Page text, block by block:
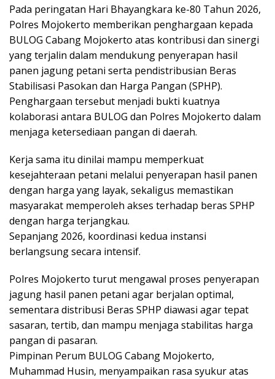
Pada peringatan Hari Bhayangkara ke-80 Tahun 2026,
Polres Mojokerto memberikan penghargaan kepada
BULOG Cabang Mojokerto atas kontribusi dan sinergi
yang terjalin dalam mendukung penyerapan hasil
panen jagung petani serta pendistribusian Beras
Stabilisasi Pasokan dan Harga Pangan (SPHP).
Penghargaan tersebut menjadi bukti kuatnya
kolaborasi antara BULOG dan Polres Mojokerto dalam
menjaga ketersediaan pangan di daerah.
Kerja sama itu dinilai mampu memperkuat
kesejahteraan petani melalui penyerapan hasil panen
dengan harga yang layak, sekaligus memastikan
masyarakat memperoleh akses terhadap beras SPHP
dengan harga terjangkau.
Sepanjang 2026, koordinasi kedua instansi
berlangsung secara intensif.
Polres Mojokerto turut mengawal proses penyerapan
jagung hasil panen petani agar berjalan optimal,
sementara distribusi Beras SPHP diawasi agar tepat
sasaran, tertib, dan mampu menjaga stabilitas harga
pangan di pasaran.
Pimpinan Perum BULOG Cabang Mojokerto,
Muhammad Husin, menyampaikan rasa syukur atas